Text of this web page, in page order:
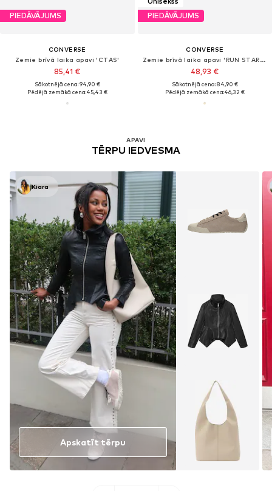
PIEDĀVĀJUMS
CONVERSE
Zemie brīvā laika apavi 'CTAS'
85,41 €
Sākotnējā cena: 94,90 €
Pēdējā zemākā cena:45,43 €
PIEDĀVĀJUMS
CONVERSE
Zemie brīvā laika apavi 'RUN STAR TRAINER'
48,93 €
Sākotnējā cena: 84,90 €
Pēdējā zemākā cena:46,32 €
APAVI
TĒRPU IEDVESMA
Kiara
Apskatīt tērpu